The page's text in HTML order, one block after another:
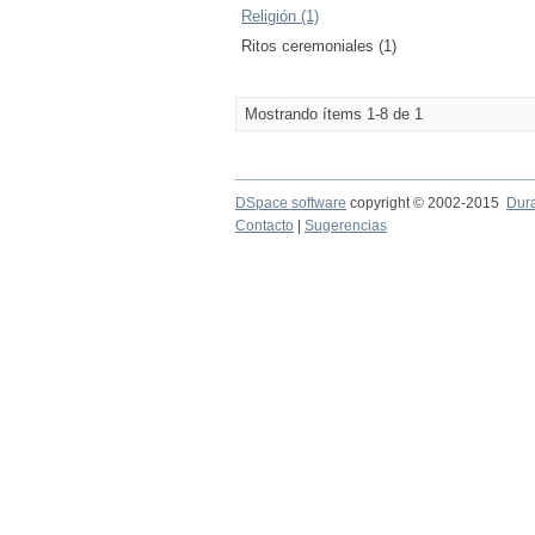
Religión (1)
Ritos ceremoniales (1)
Mostrando ítems 1-8 de 1
DSpace software copyright © 2002-2015
Contacto
Sugerencias